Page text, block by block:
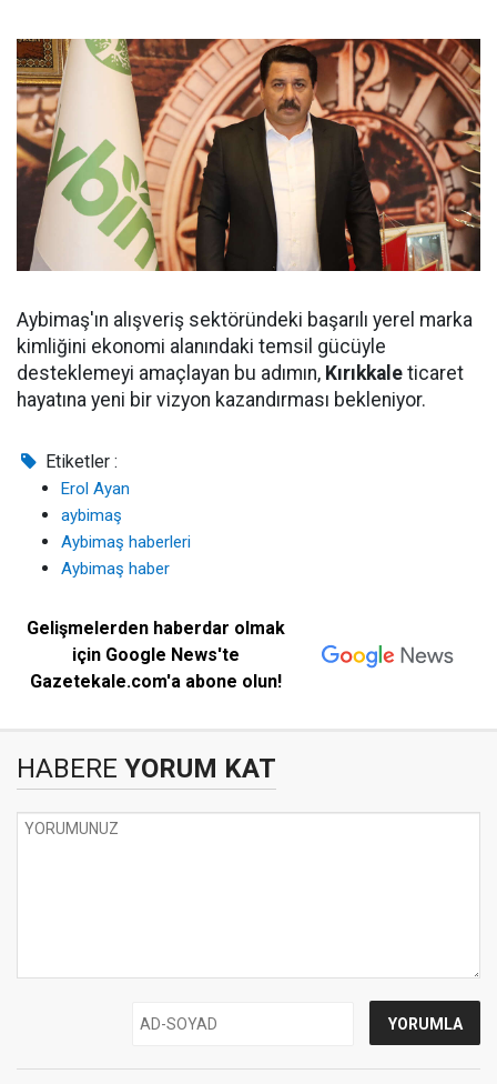
Aybimaş'ın alışveriş sektöründeki başarılı yerel marka
kimliğini ekonomi alanındaki temsil gücüyle
desteklemeyi amaçlayan bu adımın, Kırıkkale ticaret
hayatına yeni bir vizyon kazandırması bekleniyor.
Etiketler :
Erol Ayan
aybimaş
Aybimaş haberleri
Aybimaş haber
Gelişmelerden haberdar olmak
için Google News'te
Gazetekale.com'a abone olun!
HABERE YORUM KAT